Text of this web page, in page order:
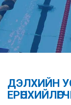
ДЭЛХИЙН